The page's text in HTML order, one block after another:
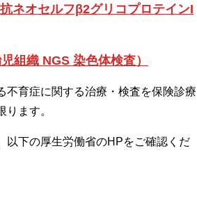
ネオセルフβ2グリコプロテインI
組織 NGS 染色体検査）
育症に関する治療・検査を保険診療
ます。
以下の厚生労働省のHPをご確認くだ